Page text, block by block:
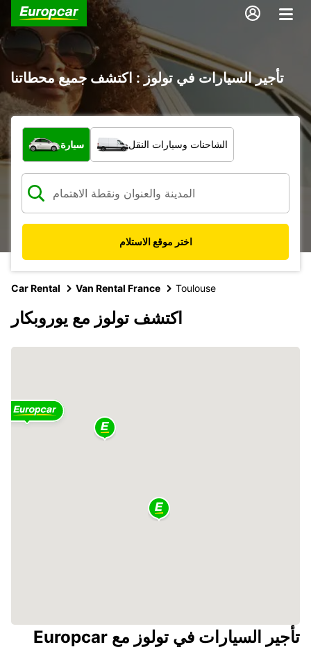
تأجير السيارات في تولوز : اكتشف جميع محطاتنا
ما نوع المركبة؟
سيارة الشاحنات وسيارات النقل
اختر موقع الاستلام
Car Rental Van Rental France Toulouse
اكتشف تولوز مع يوروبكار
تأجير السيارات في تولوز مع Europcar